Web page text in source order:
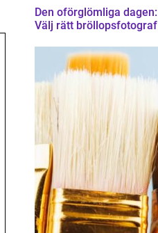
Den oförglömliga dagen:
Välj rätt bröllopsfotograf